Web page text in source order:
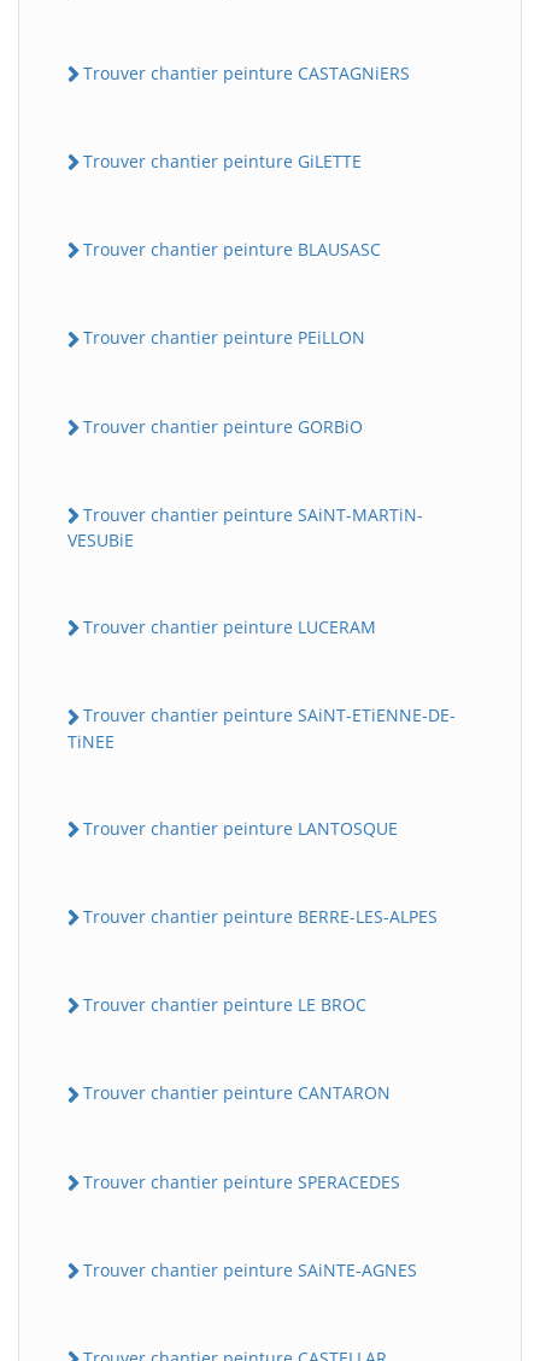
Trouver chantier peinture CASTAGNiERS
Trouver chantier peinture GiLETTE
Trouver chantier peinture BLAUSASC
Trouver chantier peinture PEiLLON
Trouver chantier peinture GORBiO
Trouver chantier peinture SAiNT-MARTiN-
VESUBiE
Trouver chantier peinture LUCERAM
Trouver chantier peinture SAiNT-ETiENNE-DE-
TiNEE
Trouver chantier peinture LANTOSQUE
Trouver chantier peinture BERRE-LES-ALPES
Trouver chantier peinture LE BROC
Trouver chantier peinture CANTARON
Trouver chantier peinture SPERACEDES
Trouver chantier peinture SAiNTE-AGNES